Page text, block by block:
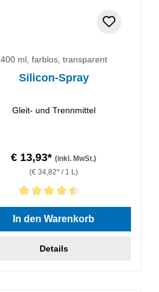
400 ml, farblos, transparent
Silicon-Spray
Gleit- und Trennmittel
€ 13,93*(inkl. MwSt.)
(€ 34,82* / 1 L)
Bewertung von 4.5 von 5
In den Warenkorb
Details